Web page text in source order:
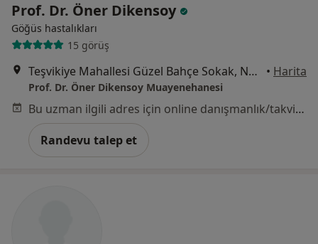
Prof. Dr. Öner Dikensoy
Göğüs hastalıkları
15 görüş
Teşvikiye Mahallesi Güzel Bahçe Sokak, No:27, Kat:1, Şişli • Harita
Prof. Dr. Öner Dikensoy Muayenehanesi
Bu uzman ilgili adres için online danışmanlık/takvim sunmuyor.
Randevu talep et